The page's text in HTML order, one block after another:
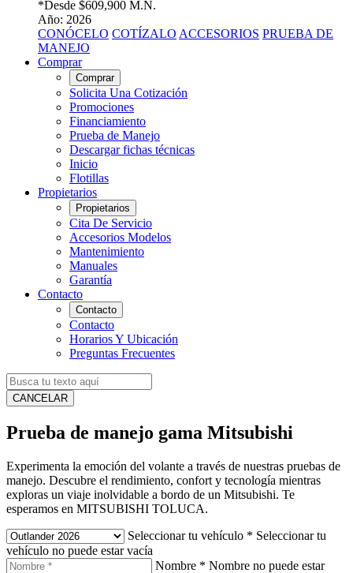
*Desde $609,900 M.N.
Año: 2026
CONÓCELO COTÍZALO ACCESORIOS PRUEBA DE
MANEJO
Comprar
Comprar
Solicita Una Cotización
Promociones
Financiamiento
Prueba de Manejo
Descargar fichas técnicas
Inicio
Flotillas
Propietarios
Propietarios
Cita De Servicio
Accesorios Modelos
Mantenimiento
Manuales
Garantía
Contacto
Contacto
Contacto
Horarios Y Ubicación
Preguntas Frecuentes
CANCELAR
Prueba de manejo gama Mitsubishi
Experimenta la emoción del volante a través de nuestras pruebas de
manejo. Descubre el rendimiento, confort y tecnología mientras
exploras un viaje inolvidable a bordo de un Mitsubishi. Te
esperamos en MITSUBISHI TOLUCA.
Seleccionar tu vehículo * Seleccionar tu
vehículo no puede estar vacía
Nombre * Nombre no puede estar